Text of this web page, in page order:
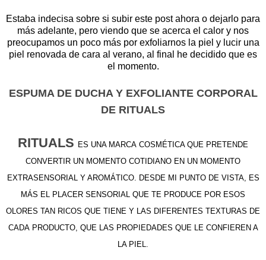
Estaba indecisa sobre si subir este post ahora o dejarlo para
más adelante, pero viendo que se acerca el calor y nos
preocupamos un poco más por exfoliarnos la piel y lucir una
piel renovada de cara al verano, al final he decidido que es
el momento.
ESPUMA DE DUCHA Y EXFOLIANTE CORPORAL
DE RITUALS
RITUALS ES UNA MARCA COSMÉTICA QUE PRETENDE
CONVERTIR UN MOMENTO COTIDIANO EN UN MOMENTO
EXTRASENSORIAL Y AROMÁTICO. DESDE MI PUNTO DE VISTA, ES
MÁS EL PLACER SENSORIAL QUE TE PRODUCE POR ESOS
OLORES TAN RICOS QUE TIENE Y LAS DIFERENTES TEXTURAS DE
CADA PRODUCTO, QUE LAS PROPIEDADES QUE LE CONFIEREN A
LA PIEL.